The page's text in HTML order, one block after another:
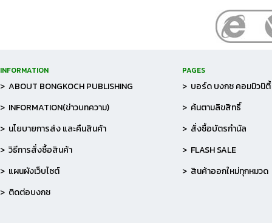
INFORMATION
> ABOUT BONGKOCH PUBLISHING
> INFORMATION(ข่าวบทความ)
> นโยบายการส่ง และคืนสินค้า
> วิธีการสั่งซื้อสินค้า
> แผนผังเว็บไซต์
> ติดต่อบงกช
PAGES
> บอร์ด บงกช คอมมิวนิตี้
> ค้นตามลิขสิทธิ์
> สั่งซื้อบัตรกำนัล
> FLASH SALE
> สินค้าออกใหม่ทุกหมวด